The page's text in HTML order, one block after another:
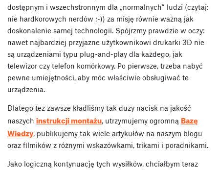
dostępnym i wszechstronnym dla „normalnych” ludzi (czytaj:
nie hardkorowych nerdów ;-)) za misję równie ważną jak
doskonalenie samej technologii. Spójrzmy prawdzie w oczy:
nawet najbardziej przyjazne użytkownikowi drukarki 3D nie
są urządzeniami typu plug-and-play dla każdego, jak
telewizor czy telefon komórkowy. Po pierwsze, trzeba nabyć
pewne umiejętności, aby móc właściwie obsługiwać te
urządzenia.
Dlatego też zawsze kładliśmy tak duży nacisk na jakość
naszych instrukcji montażu, utrzymujemy ogromną Bazę
Wiedzy, publikujemy tak wiele artykułów na naszym blogu
oraz filmików z różnymi wskazówkami, trikami i poradnikami.
Jako logiczną kontynuację tych wysiłków, chciałbym teraz